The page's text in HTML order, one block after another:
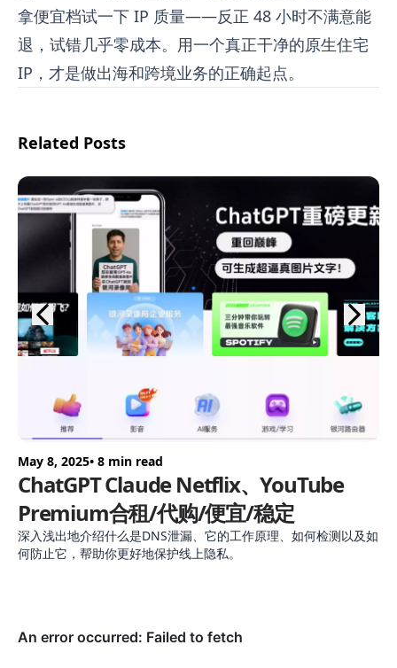
拿便宜档试一下 IP 质量——反正 48 小时不满意能
退，试错几乎零成本。用一个真正干净的原生住宅
IP，才是做出海和跨境业务的正确起点。
Related Posts
May 8, 2025• 8 min read
ChatGPT Claude Netflix、YouTube
Premium合租/代购/便宜/稳定
深入浅出地介绍什么是DNS泄漏、它的工作原理、如何检测以及如
何防止它，帮助你更好地保护线上隐私。